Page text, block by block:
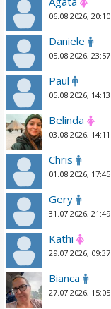
06.08.2026, 20:10
Daniele
05.08.2026, 23:57
Paul
05.08.2026, 14:13
Belinda
03.08.2026, 14:11
Chris
01.08.2026, 17:45
Gery
31.07.2026, 21:49
Kathi
29.07.2026, 09:37
Bianca
27.07.2026, 15:05